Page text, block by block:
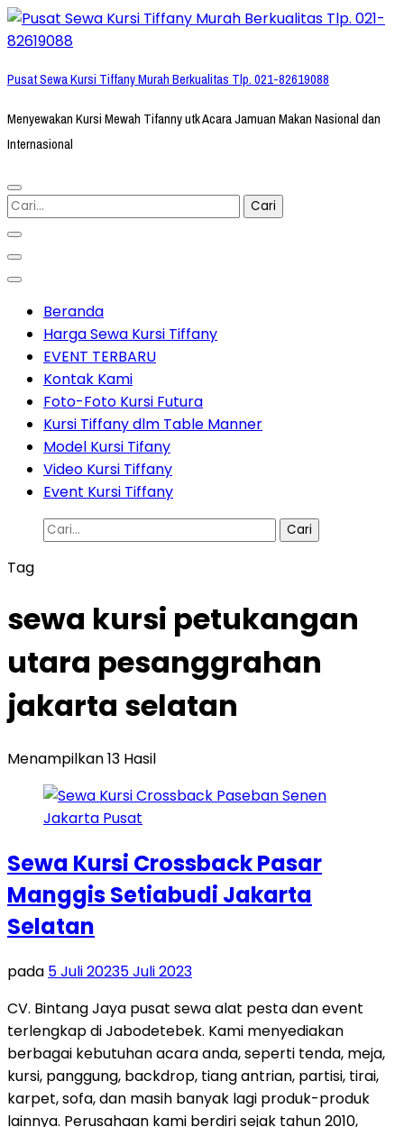
Lompat
ke
(Tekan
Pusat Sewa Kursi Tiffany Murah Berkualitas Tlp. 021-82619088
Menyewakan Kursi Mewah Tifanny utk Acara Jamuan Makan Nasional dan
Internasional
Cari
untuk:
Beranda
Harga Sewa Kursi Tiffany
EVENT TERBARU
Kontak Kami
Foto-Foto Kursi Futura
Kursi Tiffany dlm Table Manner
Model Kursi Tifany
Video Kursi Tiffany
Event Kursi Tiffany
Cari
Tag
sewa kursi petukangan
utara pesanggrahan
jakarta selatan
Menampilkan 13 Hasil
Sewa Kursi Crossback Pasar
Manggis Setiabudi Jakarta
Selatan
pada 5 Juli 20235 Juli 2023
CV. Bintang Jaya pusat sewa alat pesta dan event
terlengkap di Jabodetebek. Kami menyediakan
berbagai kebutuhan acara anda, seperti tenda, meja,
kursi, panggung, backdrop, tiang antrian, partisi, tirai,
karpet, sofa, dan masih banyak lagi produk-produk
lainnya. Perusahaan kami berdiri sejak tahun 2010,